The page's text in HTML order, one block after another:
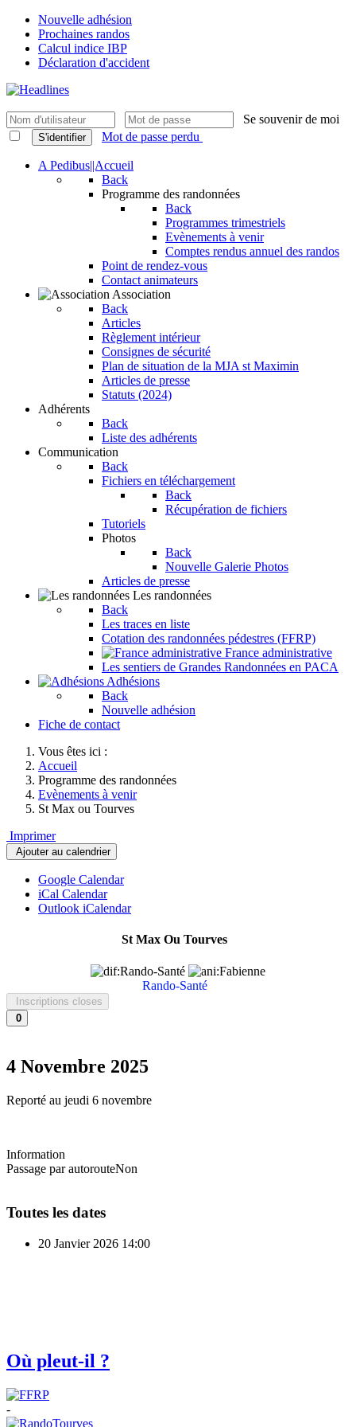
Nouvelle adhésion
Prochaines randos
Calcul indice IBP
Déclaration d'accident
Se souvenir de moi
S'identifier Mot de passe perdu
A Pedibus||Accueil
Back
Programme des randonnées
Back
Programmes trimestriels
Evènements à venir
Comptes rendus annuel des randos
Point de rendez-vous
Contact animateurs
Association
Back
Articles
Règlement intérieur
Consignes de sécurité
Plan de situation de la MJA st Maximin
Articles de presse
Statuts (2024)
Adhérents
Back
Liste des adhérents
Communication
Back
Fichiers en téléchargement
Back
Récupération de fichiers
Tutoriels
Photos
Back
Nouvelle Galerie Photos
Articles de presse
Les randonnées
Back
Les traces en liste
Cotation des randonnées pédestres (FFRP)
France administrative
Les sentiers de Grandes Randonnées en PACA
Adhésions
Back
Nouvelle adhésion
Fiche de contact
Vous êtes ici :
Accueil
Programme des randonnées
Evènements à venir
St Max ou Tourves
Imprimer
Ajouter au calendrier
Google Calendar
iCal Calendar
Outlook iCalendar
St Max Ou Tourves
Rando-Santé
Inscriptions closes
0
4 Novembre 2025
Reporté au jeudi 6 novembre
Information
Passage par autorouteNon
Toutes les dates
20 Janvier 2026 14:00
Où pleut-il ?
-